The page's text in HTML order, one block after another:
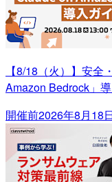
【8/18（火）】安
Amazon Bedrock」
開催前2026年8月18